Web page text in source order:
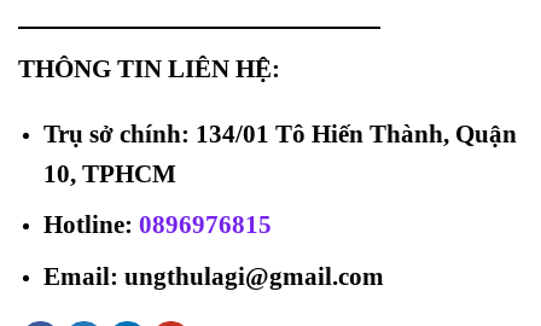
THÔNG TIN LIÊN HỆ:
Trụ sở chính: 134/01 Tô Hiến Thành, Quận
10, TPHCM
Hotline: 0896976815
Email: ungthulagi@gmail.com